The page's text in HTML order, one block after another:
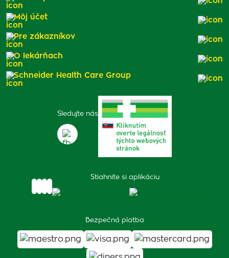
Sledujte nás
Stiahnite si aplikáciu
Bezpečná platba
Môj účet
Pre zákazníkov
O lekárňach
Schneider Health Care Group